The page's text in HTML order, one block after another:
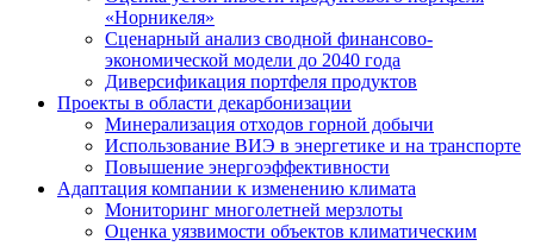
«Норникеля»
Сценарный анализ сводной финансово-
экономической модели до 2040 года
Диверсификация портфеля продуктов
Проекты в области декарбонизации
Минерализация отходов горной добычи
Использование ВИЭ в энергетике и на транспорте
Повышение энергоэффективности
Адаптация компании к изменению климата
Мониторинг многолетней мерзлоты
Оценка уязвимости объектов климатическим